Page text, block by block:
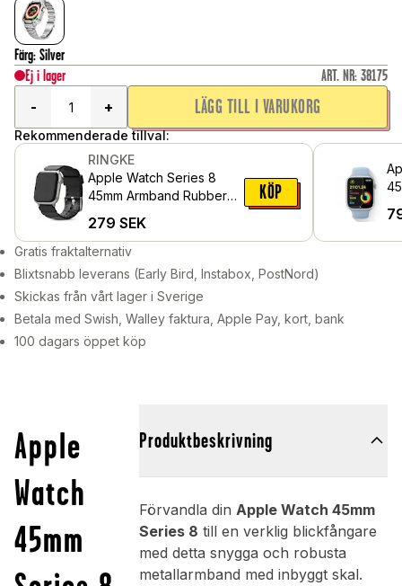
Färg: Silver
Ej i lager
ART. NR: 38175
-
+ LÄGG TILL I VARUKORG
Rekommenderade tillval:
RINGKE
Apple Watch Series 8
45mm Armband Rubber
279 SEK
KÖP
Gratis fraktalternativ
Blixtsnabb leverans (Early Bird, Instabox, PostNord)
Skickas från vårt lager i Sverige
Betala med Swish, Walley faktura, Apple Pay, kort, bank
100 dagars öppet köp
Apple
Watch
45mm
Produktbeskrivning
Förvandla din Apple Watch 45mm
Series 8 till en verklig blickfångare
med detta snygga och robusta
metallarmband med inbyggt skal.